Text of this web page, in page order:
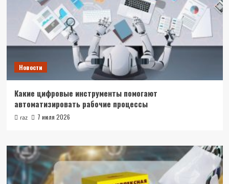
Новости
Какие цифровые инструменты помогают
автоматизировать рабочие процессы
raz 7 июля 2026